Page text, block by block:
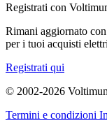
Registrati con
Rimani aggiornato
per i tuoi acquisti
Registrati qui
© 2002-2026
Termini e condizioni